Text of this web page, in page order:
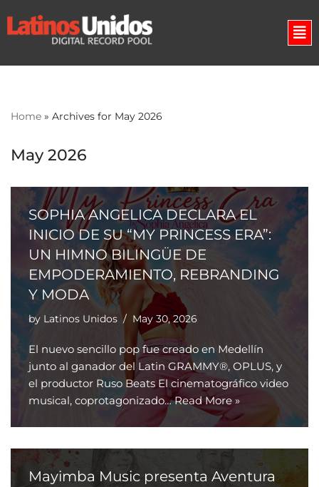
Skip
Home » Archives for May 2026
May 2026
SOPHIA ANGELICA DECLARA EL
INICIO DE SU “MY PRINCESS ERA”:
UN HIMNO BILINGÜE DE
EMPODERAMIENTO, REBRANDING
Y MODA
by Latinos Unidos May 30, 2026
El nuevo sencillo pop fue creado en Medellín
junto al ganador del Latin GRAMMY®, OPLUS, y
el productor Ruso Beats El cinematográfico video
musical, coprotagonizado…Read More »
Mayimba Music presenta Aventura